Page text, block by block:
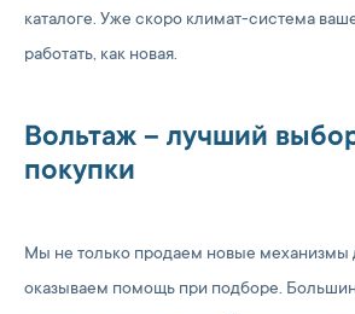
каталоге. Уже скоро климат-система
работать, как новая.
Вольтаж – лучший
покупки
Мы не только продаем новые механизмы
оказываем помощь при подборе.